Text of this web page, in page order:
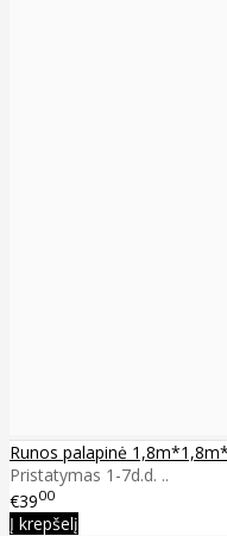
Runos palapinė
Pristatymas 1-7d.d. ..
€3900
Į krepšelį